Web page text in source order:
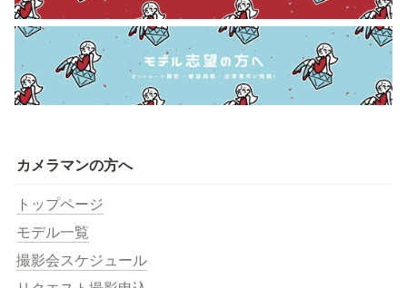
カメラマンの方へ
トップページ
モデル一覧
撮影会スケジュール